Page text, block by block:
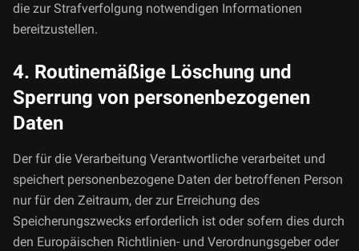
die zur Strafverfolgung notwendigen Informationen
bereitzustellen.
4. Routinemäßige Löschung und
Sperrung von personenbezogenen
Daten
Der für die Verarbeitung Verantwortliche verarbeitet und
speichert personenbezogene Daten der betroffenen Person
nur für den Zeitraum, der zur Erreichung des
Speicherungszwecks erforderlich ist oder sofern dies durch
den Europäischen Richtlinien- und Verordnungsgeber oder